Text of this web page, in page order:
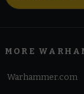
MORE
Warhammer.com